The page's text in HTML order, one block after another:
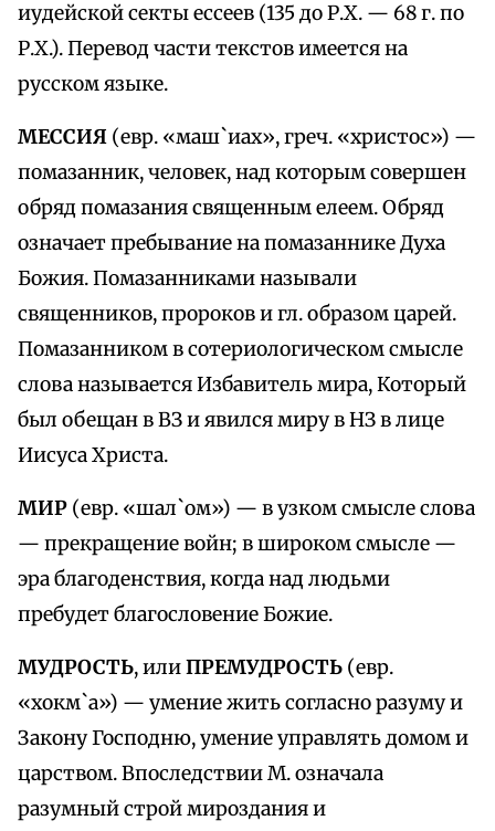
иудейской секты ессеев (135 до Р.Х. — 68 г. по
Р.Х.). Перевод части текстов имеется на
русском языке.
МЕССИЯ (евр. «маш`иах», греч. «христос») —
помазанник, человек, над которым совершен
обряд помазания священным елеем. Обряд
означает пребывание на помазаннике Духа
Божия. Помазанниками называли
священников, пророков и гл. образом царей.
Помазанником в сотериологическом смысле
слова называется Избавитель мира, Который
был обещан в ВЗ и явился миру в НЗ в лице
Иисуса Христа.
МИР (евр. «шал`ом») — в узком смысле слова
— прекращение войн; в широком смысле —
эра благоденствия, когда над людьми
пребудет благословение Божие.
МУДРОСТЬ, илиПРЕМУДРОСТЬ (евр.
«хокм`а») — умение жить согласно разуму и
Закону Господню, умение управлять домом и
царством. Впоследствии М. означала
разумный строй мироздания и